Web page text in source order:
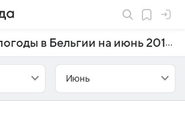
Прогноз погоды в Бельгии на июнь 2010 года
Июнь